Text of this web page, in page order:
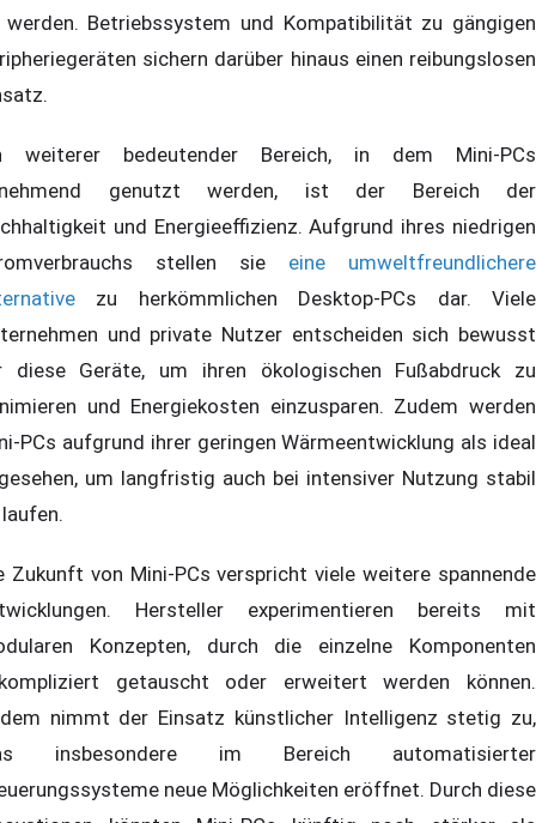
werden. Betriebssystem und Kompatibilität zu gängigen
sichern darüber hinaus einen reibungslosen
weiterer bedeutender Bereich, in dem Mini-PCs
genutzt werden, ist der Bereich der
und Energieeffizienz. Aufgrund ihres niedrigen
stellen sie eine umweltfreundlichere
zu herkömmlichen Desktop-PCs dar. Viele
und private Nutzer entscheiden sich bewusst
diese Geräte, um ihren ökologischen Fußabdruck zu
und Energiekosten einzusparen. Zudem werden
PCs aufgrund ihrer geringen Wärmeentwicklung als ideal
um langfristig auch bei intensiver Nutzung stabil
Zukunft von Mini-PCs verspricht viele weitere spannende
Hersteller experimentieren bereits mit
Konzepten, durch die einzelne Komponenten
getauscht oder erweitert werden können.
nimmt der Einsatz künstlicher Intelligenz stetig zu,
insbesondere im Bereich automatisierter
neue Möglichkeiten eröffnet. Durch diese